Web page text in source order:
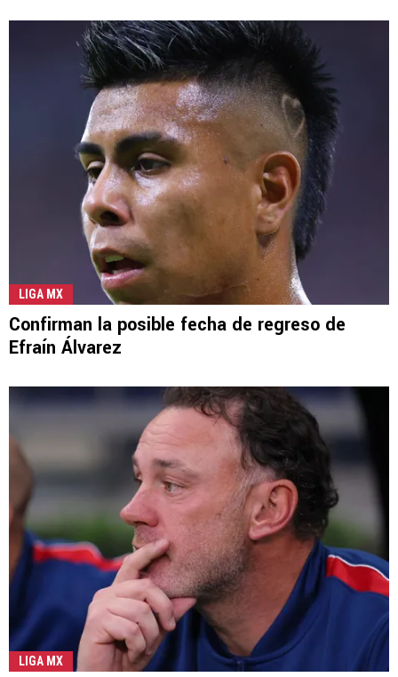
LIGA MX
Confirman la posible fecha de regreso de
Efraín Álvarez
LIGA MX